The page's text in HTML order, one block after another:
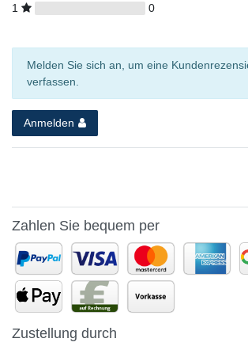
1
0
Melden Sie sich an, um eine
verfassen.
Anmelden
Zahlen Sie bequem per
Zustellung durch